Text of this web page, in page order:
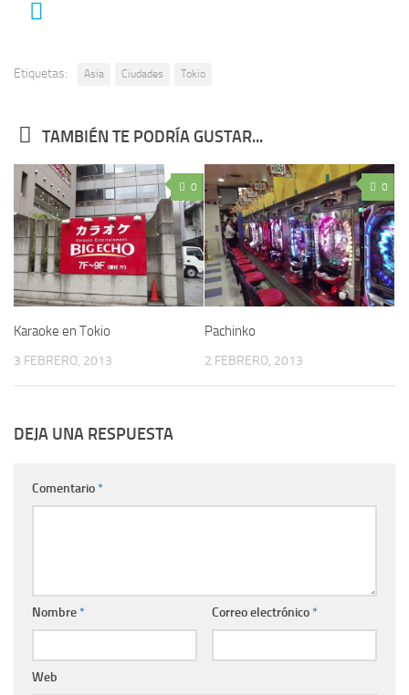
Etiquetas: Asia Ciudades Tokio
TAMBIÉN TE PODRÍA GUSTAR...
0
Karaoke en Tokio
3 FEBRERO, 2013
0
Pachinko
2 FEBRERO, 2013
DEJA UNA RESPUESTA
Comentario*
Nombre* Correo electrónico*
Web